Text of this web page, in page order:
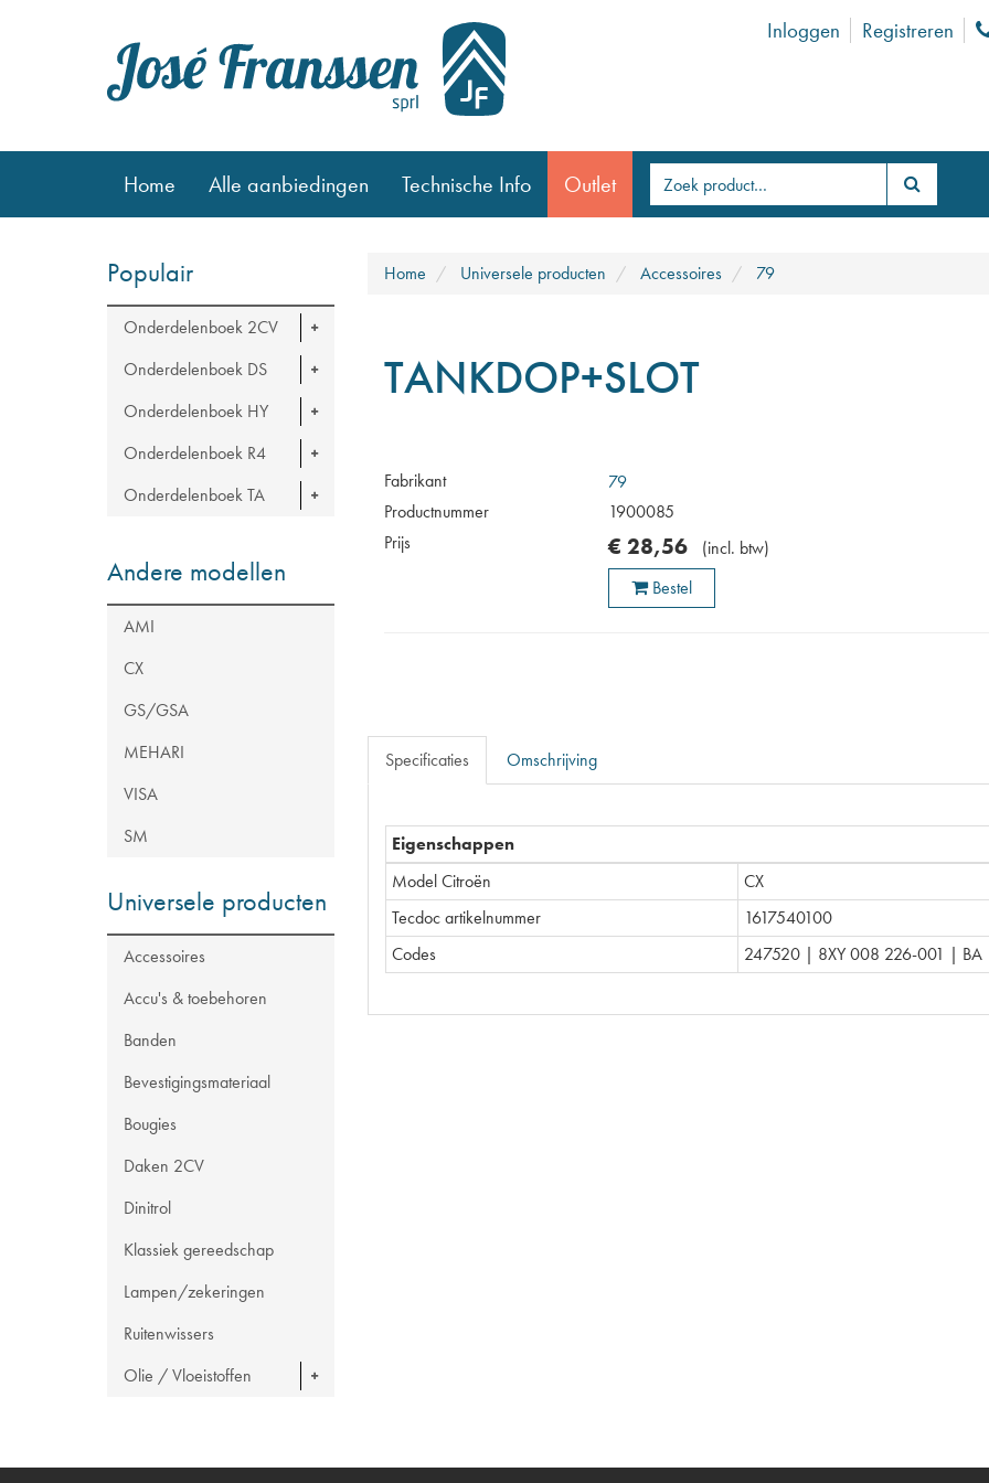
Inloggen Registreren
Home Alle aanbiedingen Technische Info Outlet
Populair
Onderdelenboek 2CV
Onderdelenboek DS
Onderdelenboek HY
Onderdelenboek R4
Onderdelenboek TA
Andere modellen
AMI
CX
GS/GSA
MEHARI
VISA
SM
Universele producten
Accessoires
Accu's & toebehoren
Banden
Bevestigingsmateriaal
Bougies
Daken 2CV
Dinitrol
Klassiek gereedschap
Lampen/zekeringen
Ruitenwissers
Olie / Vloeistoffen
Home Universele producten Accessoires 79
TANKDOP+SLOT
Fabrikant
79
Productnummer
1900085
Prijs
€ 28,56 (incl. btw)
Bestel
Specificaties Omschrijving
Eigenschappen
Model Citroën
CX
Tecdoc artikelnummer
1617540100
Codes
247520 | 8XY 008 226-001 | BA